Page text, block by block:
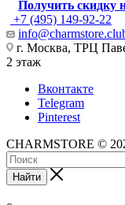
Получить скидку
+7 (495) 149-92-22
г. Москва, ТРЦ
2 этаж
Вконтакте
Telegram
Pinterest
CHARMSTORE ©
Найти